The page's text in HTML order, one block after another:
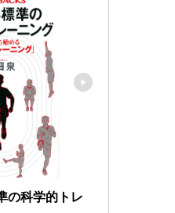
の科学的トレ